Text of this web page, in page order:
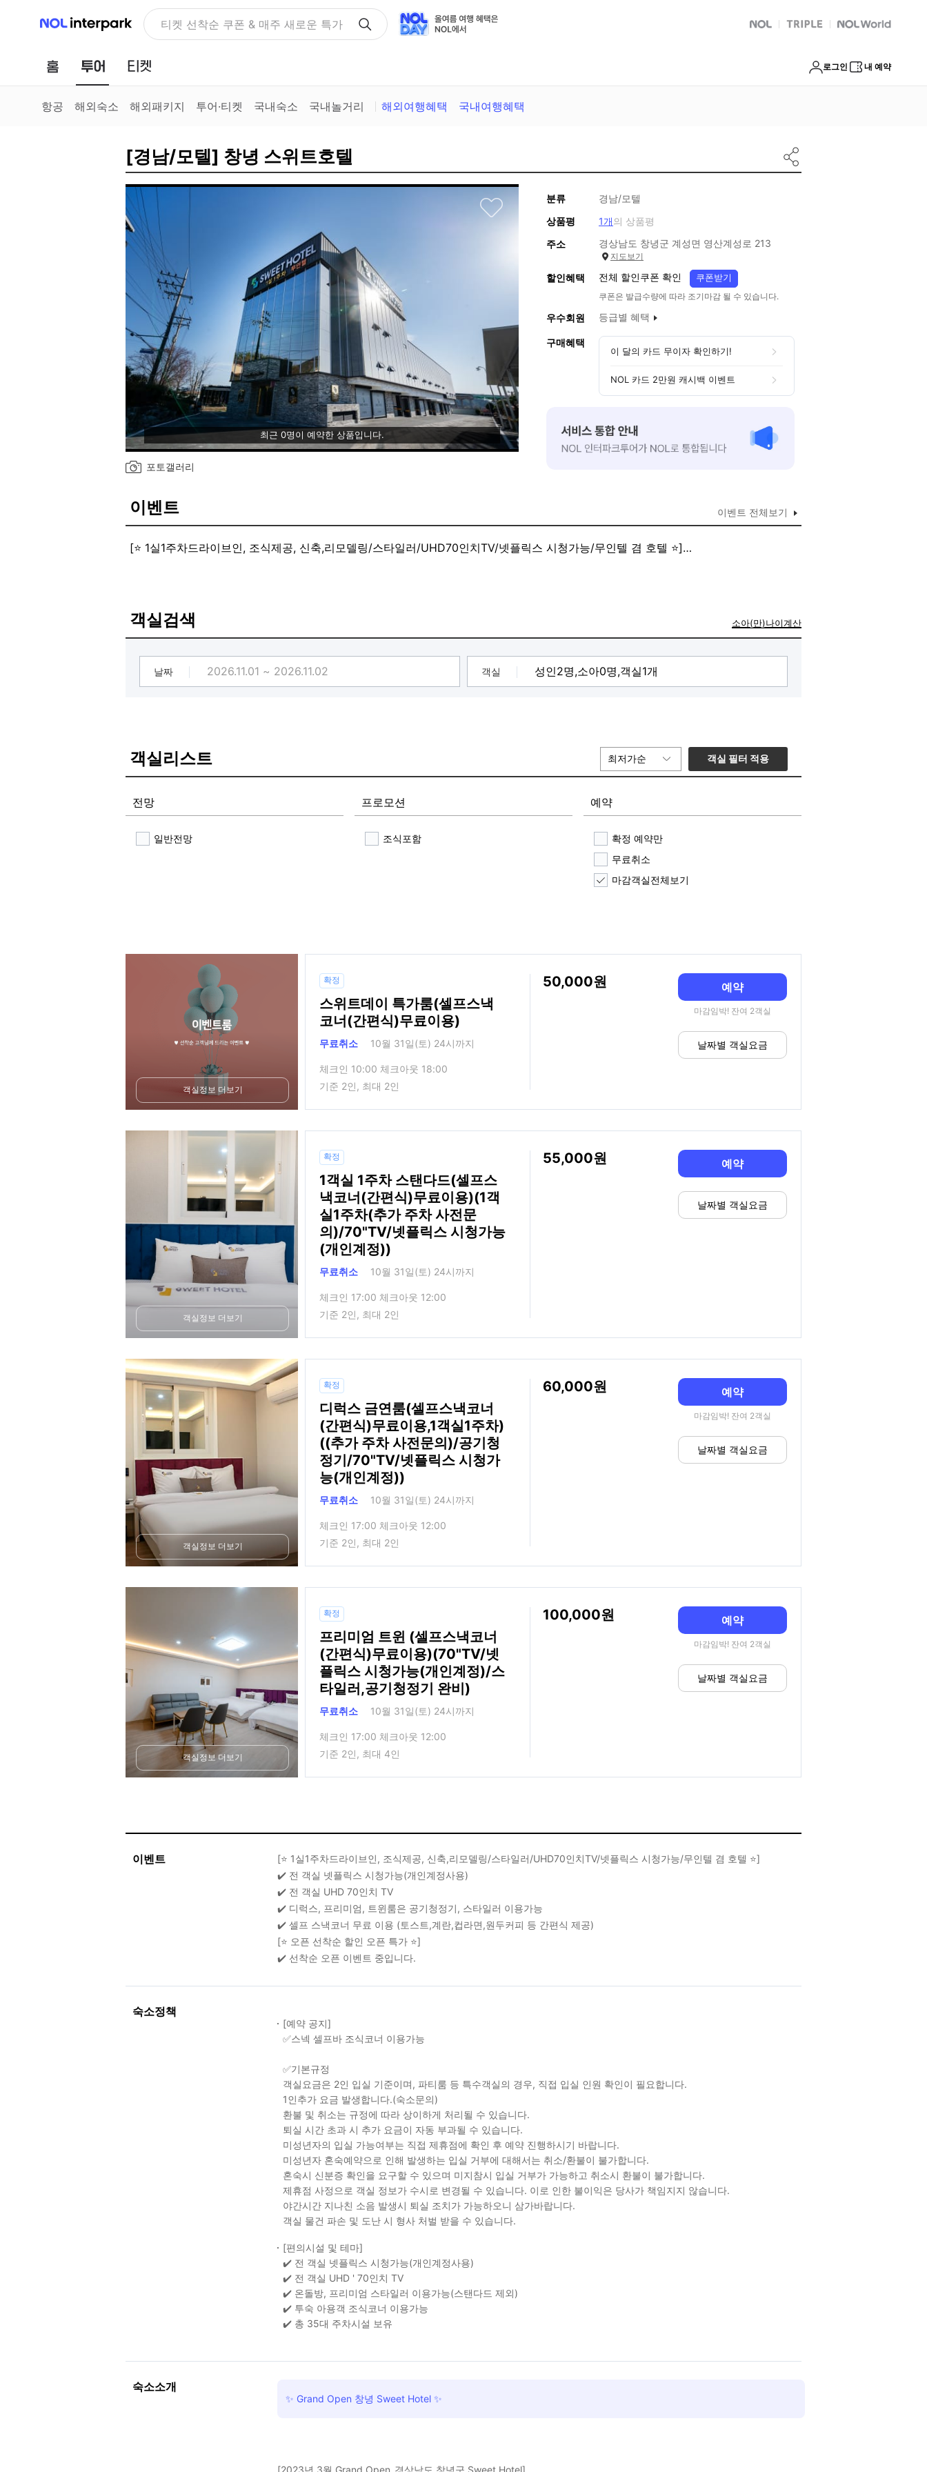
NOL 인터파크 NOLDAY, 최대 70% 여행 혜택 NOL 트리플 Global Interpark
홈 투어 로그인 내 예약
항공 해외숙소 해외패키지 투어·티켓 국내숙소 국내놀거리 해외여행혜택 국내여행혜택
[경남/모텔] 창녕 스위트호텔
최근 0명이 예약한 상품입니다.
포토갤러리
분류
경남/모텔
상품평
1개의 상품평
주소
경상남도 창녕군 계성면 영산계성로 213
지도보기
할인혜택 전체 할인쿠폰 확인 쿠폰받기
쿠폰은 발급수량에 따라 조기마감 될 수 있습니다.
우수회원 등급별 혜택
구매혜택
이 달의 카드 무이자 확인하기!
NOL 카드 2만원 캐시백 이벤트
이벤트 이벤트 전체보기
[⭐ 1실1주차드라이브인, 조식제공, 신축,리모델링/스타일러/UHD70인치TV/넷플릭스 시청가능/무인텔 겸 호텔 ⭐]
✔️ 셀프 스낵코너 무료 이용 (토스트,계란,컵라면,원두커피 등 간편식 제공)
[⭐ 오픈 선착순 할인 오픈 특가 ⭐]
✔️ 선착순 오픈 이벤트 중입니다.
객실검색 소아(만)나이계산
날짜 객실
객실리스트 최저가순 객실 필터 적용
전망
일반전망
프로모션
조식포함
예약
확정 예약만
무료취소
마감객실전체보기
객실정보 더보기
확정
스위트데이 특가룸(셀프스낵
코너(간편식)무료이용)
무료취소 10월 31일(토) 24시까지
체크인 10:00 체크아웃 18:00
기준 2인, 최대 2인
50,000 예약
마감임박! 잔여 2객실
날짜별 객실요금
객실정보 더보기
확정
1객실 1주차 스탠다드(셀프스
낵코너(간편식)무료이용)(1객
실1주차(추가 주차 사전문
의)/70"TV/넷플릭스 시청가능
(개인계정))
무료취소 10월 31일(토) 24시까지
체크인 17:00 체크아웃 12:00
기준 2인, 최대 2인
55,000 예약
날짜별 객실요금
객실정보 더보기
확정
디럭스 금연룸(셀프스낵코너
(간편식)무료이용,1객실1주차)
((추가 주차 사전문의)/공기청
정기/70"TV/넷플릭스 시청가
능(개인계정))
무료취소 10월 31일(토) 24시까지
체크인 17:00 체크아웃 12:00
기준 2인, 최대 2인
60,000 예약
마감임박! 잔여 2객실
날짜별 객실요금
객실정보 더보기
확정
프리미엄 트윈 (셀프스낵코너
(간편식)무료이용)(70"TV/넷
플릭스 시청가능(개인계정)/스
타일러,공기청정기 완비)
무료취소 10월 31일(토) 24시까지
체크인 17:00 체크아웃 12:00
기준 2인, 최대 4인
100,000 예약
마감임박! 잔여 2객실
날짜별 객실요금
이벤트
[⭐ 1실1주차드라이브인, 조식제공, 신축,리모델링/스타일러/UHD70인치TV/넷플릭스 시청가능/무인텔 겸 호텔 ⭐]
✔️ 전 객실 넷플릭스 시청가능(개인계정사용)
✔️ 전 객실 UHD 70인치 TV
✔️ 디럭스, 프리미엄, 트윈룸은 공기청정기, 스타일러 이용가능
✔️ 셀프 스낵코너 무료 이용 (토스트,계란,컵라면,원두커피 등 간편식 제공)
[⭐ 오픈 선착순 할인 오픈 특가 ⭐]
✔️ 선착순 오픈 이벤트 중입니다.
숙소정책
[예약 공지]
✅스넥 셀프바 조식코너 이용가능
✅기본규정
객실요금은 2인 입실 기준이며, 파티룸 등 특수객실의 경우, 직접 입실 인원 확인이 필요합니다.
1인추가 요금 발생합니다.(숙소문의)
환불 및 취소는 규정에 따라 상이하게 처리될 수 있습니다.
퇴실 시간 초과 시 추가 요금이 자동 부과될 수 있습니다.
미성년자의 입실 가능여부는 직접 제휴점에 확인 후 예약 진행하시기 바랍니다.
미성년자 혼숙예약으로 인해 발생하는 입실 거부에 대해서는 취소/환불이 불가합니다.
혼숙시 신분증 확인을 요구할 수 있으며 미지참시 입실 거부가 가능하고 취소시 환불이 불가합니다.
제휴점 사정으로 객실 정보가 수시로 변경될 수 있습니다. 이로 인한 불이익은 당사가 책임지지 않습니다.
야간시간 지나친 소음 발생시 퇴실 조치가 가능하오니 삼가바랍니다.
객실 물건 파손 및 도난 시 형사 처벌 받을 수 있습니다.
[편의시설 및 테마]
✔️ 전 객실 넷플릭스 시청가능(개인계정사용)
✔️ 전 객실 UHD ' 70인치 TV
✔️ 온돌방, 프리미엄 스타일러 이용가능(스탠다드 제외)
✔️ 투숙 아용객 조식코너 이용가능
✔️ 총 35대 주차시설 보유
숙소소개
✨ Grand Open 창녕 Sweet Hotel ✨